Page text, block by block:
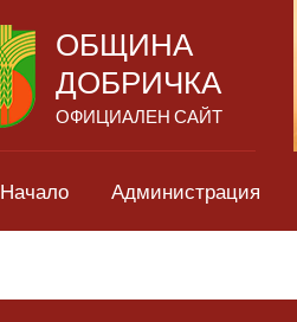
ОБЩИНА
ДОБРИЧКА
ОФИЦИАЛЕН САЙТ
Начало Администрация